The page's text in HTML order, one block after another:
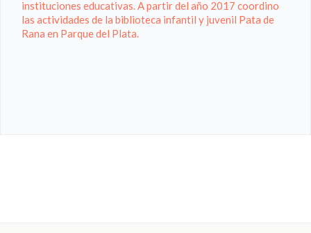
instituciones educativas. A partir del año 2017 coordino
las actividades de la biblioteca infantil y juvenil Pata de
Rana en Parque del Plata.